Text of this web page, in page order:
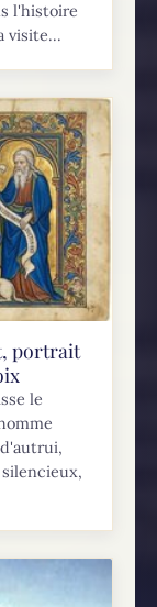
l'histoire
visite...
portrait
le